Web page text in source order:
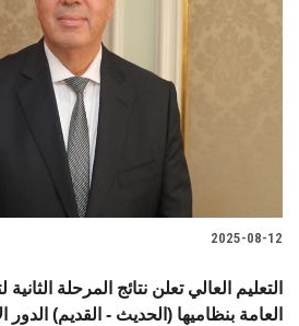
2025-08-12
التعليم العالي تعلن نتائج المرحلة
العامة بنظاميها (الحديث - القديم) الدور